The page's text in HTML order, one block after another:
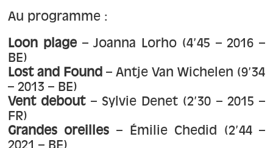
Au programme :
Loon plage– Joanna Lorho (4’45 – 2016 –
BE)
Lost and Found – Antje Van Wichelen (9’34
– 2013 – BE)
Vent debout– Sylvie Denet (2’30 – 2015 –
FR)
Grandes oreilles – Émilie Chedid (2’44 –